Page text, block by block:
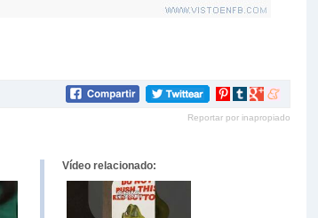
Compartir
Pinterest
Compartir
tumblr
Compartir
Google+
Compartir
meneame
Reportar por inapropiado
Vídeo relacionado: